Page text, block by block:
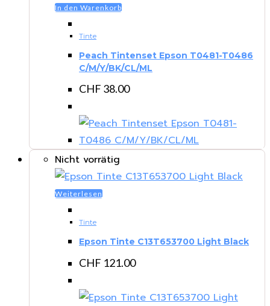
In den Warenkorb
Tinte
Peach Tintenset Epson T0481-T0486
C/M/Y/BK/CL/ML
CHF 38.00
Nicht vorrätig
Weiterlesen
Tinte
Epson Tinte C13T653700 Light Black
CHF 121.00